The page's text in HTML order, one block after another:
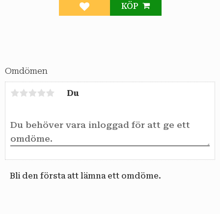
Omdömen
Du
Bli den första att lämna ett omdöme.
Lägg till i favoriter
KÖP